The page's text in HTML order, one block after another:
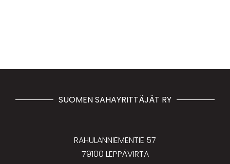
SUOMEN SAHAYRITTÄJÄT RY
RAHULANNIEMENTIE 57
79100 LEPPÄVIRTA